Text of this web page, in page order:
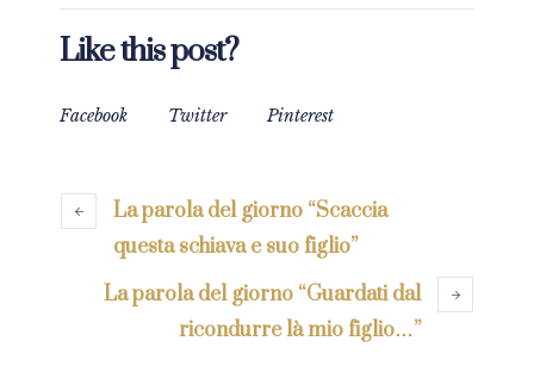
Like this post?
Facebook Twitter Pinterest
La parola del giorno “Scaccia
questa schiava e suo figlio”
La parola del giorno “Guardati dal
ricondurre là mio figlio…”